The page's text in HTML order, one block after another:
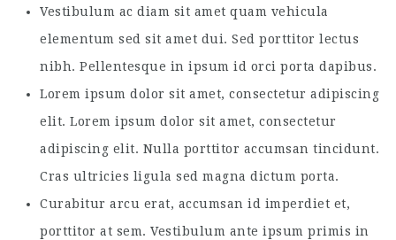
Vestibulum ac diam sit amet quam vehicula
elementum sed sit amet dui. Sed porttitor lectus
nibh. Pellentesque in ipsum id orci porta dapibus.
Lorem ipsum dolor sit amet, consectetur adipiscing
elit. Lorem ipsum dolor sit amet, consectetur
adipiscing elit. Nulla porttitor accumsan tincidunt.
Cras ultricies ligula sed magna dictum porta.
Curabitur arcu erat, accumsan id imperdiet et,
porttitor at sem. Vestibulum ante ipsum primis in